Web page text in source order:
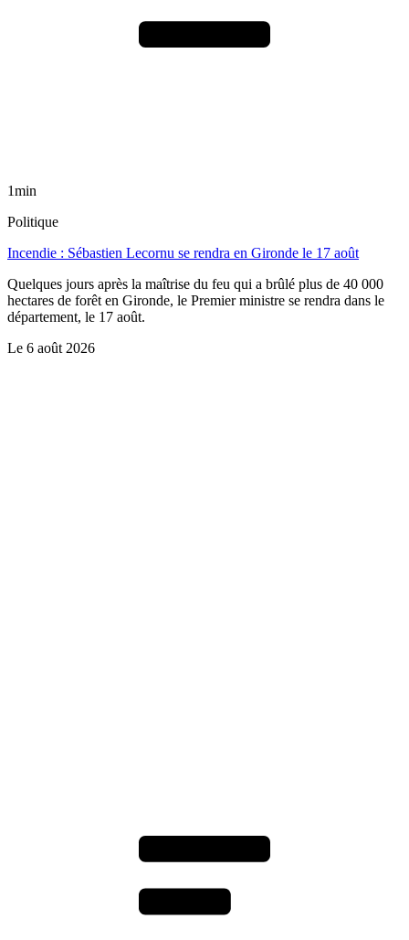
1min
Politique
Incendie : Sébastien Lecornu se rendra en Gironde le 17 août
Quelques jours après la maîtrise du feu qui a brûlé plus de 40 000
hectares de forêt en Gironde, le Premier ministre se rendra dans le
département, le 17 août.
Le 6 août 2026